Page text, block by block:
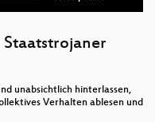
Basis von Bitcoin
unabsichtlich hinterlassen,
Verhalten ablesen und